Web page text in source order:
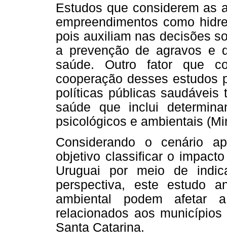
Estudos que considerem as
empreendimentos como
pois auxiliam nas decisões
a prevenção de agravos e
saúde. Outro fator que
cooperação desses estudos
políticas públicas saudáveis
saúde que inclui
psicológicos e ambientais
Considerando o cenário
objetivo classificar o
Uruguai por meio de
perspectiva, este estudo
ambiental podem afetar
relacionados aos
Santa Catarina.